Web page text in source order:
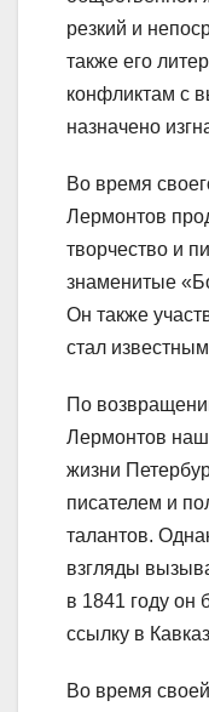
резкий и
также его
конфликтам с
назначено
Во время
Лермонтов
творчество и
знаменитые
Он также
стал
По
Лермонтов
жизни
писателем и
талантов.
взгляды
в 1841 году он
ссылку в
Во время